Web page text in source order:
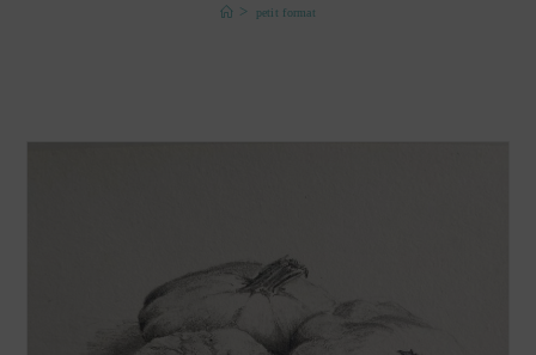
> petit format